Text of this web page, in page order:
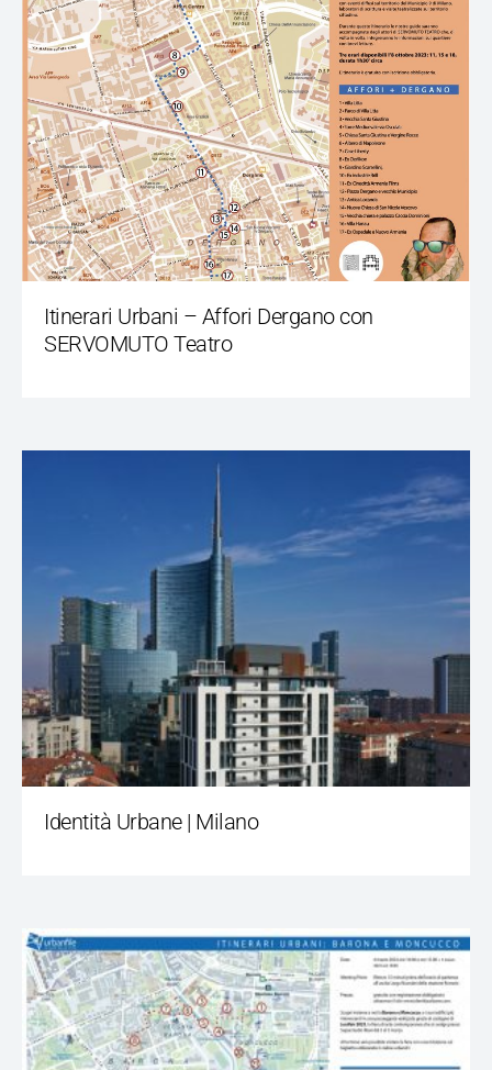
Itinerari Urbani – Affori Dergano con
SERVOMUTO Teatro
Identità Urbane | Milano